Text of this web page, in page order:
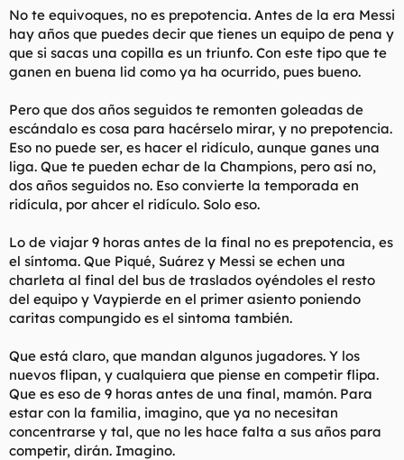
Fracaso?
El nuestro y el de nuestros vecinos los tramperos, que no nos
hemos comido un sugus.
Ka®meando Channel nº 7
No te equivoques, no es prepotencia. Antes de la era Messi
hay años que puedes decir que tienes un equipo de pena y
que si sacas una copilla es un triunfo. Con este tipo que te
ganen en buena lid como ya ha ocurrido, pues bueno.
Pero que dos años seguidos te remonten goleadas de
escándalo es cosa para hacérselo mirar, y no prepotencia.
Eso no puede ser, es hacer el ridículo, aunque ganes una
liga. Que te pueden echar de la Champions, pero así no,
dos años seguidos no. Eso convierte la temporada en
ridícula, por ahcer el ridículo. Solo eso.
Lo de viajar 9 horas antes de la final no es prepotencia, es
el síntoma. Que Piqué, Suárez y Messi se echen una
charleta al final del bus de traslados oyéndoles el resto
del equipo y Vaypierde en el primer asiento poniendo
caritas compungido es el sintoma también.
Que está claro, que mandan algunos jugadores. Y los
nuevos flipan, y cualquiera que piense en competir flipa.
Que es eso de 9 horas antes de una final, mamón. Para
estar con la familia, imagino, que ya no necesitan
concentrarse y tal, que no les hace falta a sus años para
competir, dirán. Imagino.